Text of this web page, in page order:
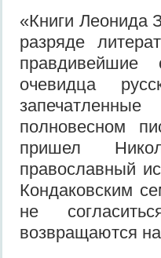
«Книги Леонида
разряде
правдивейшие
очевидца
полновесном
пришел
православный
Кондаковским
не
возвращаются